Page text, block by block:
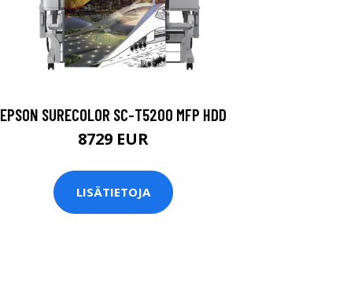
EPSON SURECOLOR SC-T5200 MFP HDD
8729 EUR
LISÄTIETOJA